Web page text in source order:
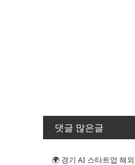
댓글 많은글